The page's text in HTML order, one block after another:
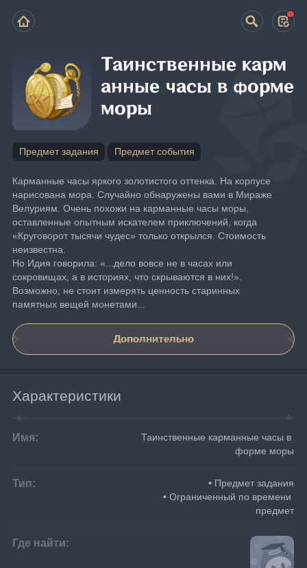
Таинственные карм
анные часы в форме
моры
Предмет задания Предмет события
Карманные часы яркого золотистого оттенка. На корпусе
нарисована мора. Случайно обнаружены вами в Мираже
Велуриям. Очень похожи на карманные часы моры,
оставленные опытным искателем приключений, когда
«Круговорот тысячи чудес» только открылся. Стоимость
неизвестна.
Но Идия говорила: «...дело вовсе не в часах или
сокровищах, а в историях, что скрываются в них!».
Возможно, не стоит измерять ценность старинных
памятных вещей монетами...
Дополнительно
Характеристики
Имя:
Таинственные карманные часы в
форме моры
Тип:
• Предмет задания
• Ограниченный по времени
предмет
Где найти: